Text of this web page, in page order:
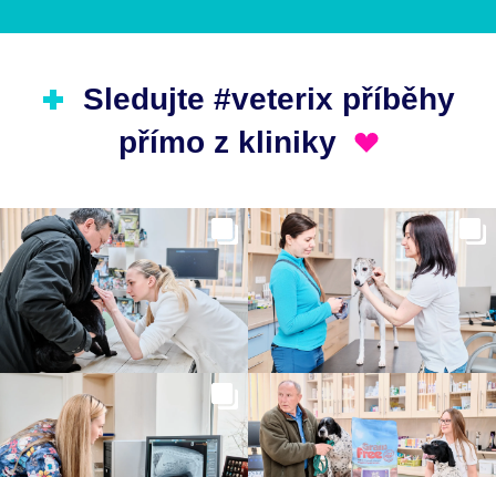
Sledujte #veterix příběhy
přímo z kliniky